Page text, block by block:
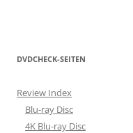
DVDCHECK-SEITEN
Review Index
Blu-ray Disc
4K Blu-ray Disc